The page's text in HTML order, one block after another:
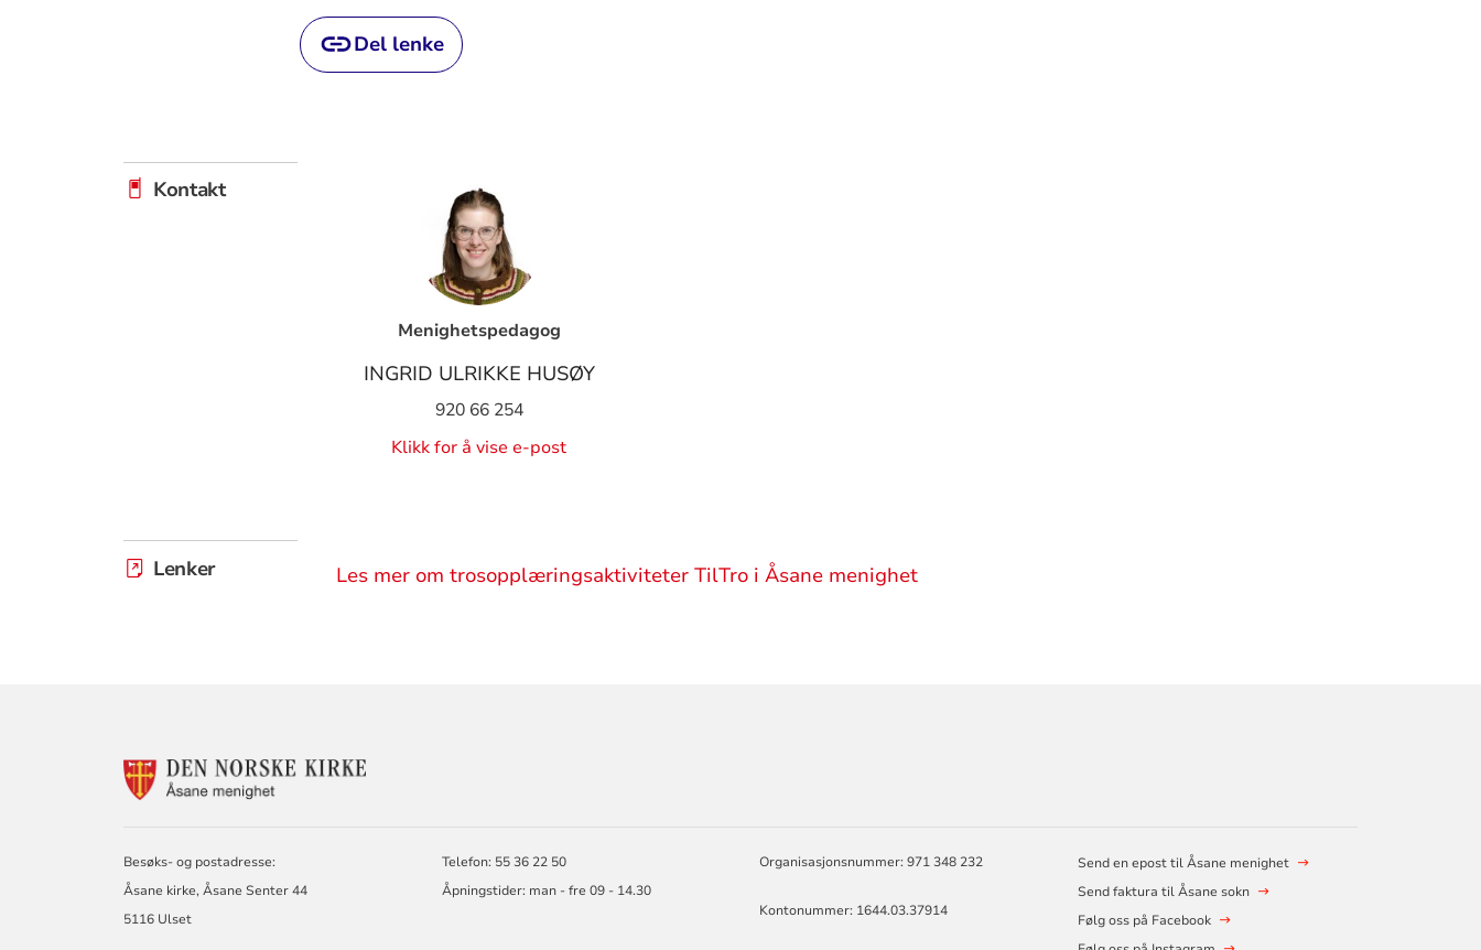
Del lenke
Kontakt
Menighetspedagog
INGRID ULRIKKE HUSØY
920 66 254
Klikk for å vise e-post
Lenker Les mer om trosopplæringsaktiviteter TilTro i Åsane menighet
KONTAKTINFORMASJON
Besøks- og postadresse:
Åsane kirke, Åsane Senter 44
5116 Ulset
Telefon: 55 36 22 50
Åpningstider: man - fre 09 - 14.30
Organisasjonsnummer: 971 348 232
Kontonummer: 1644.03.37914
Send en epost til Åsane menighet
Send faktura til Åsane sokn
Følg oss på Facebook